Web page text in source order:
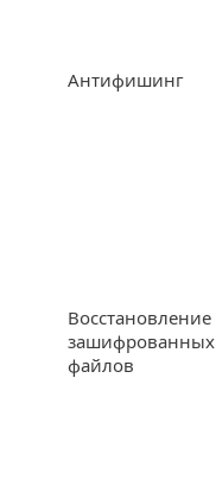
Антифишинг
Восстановление
зашифрованных
файлов